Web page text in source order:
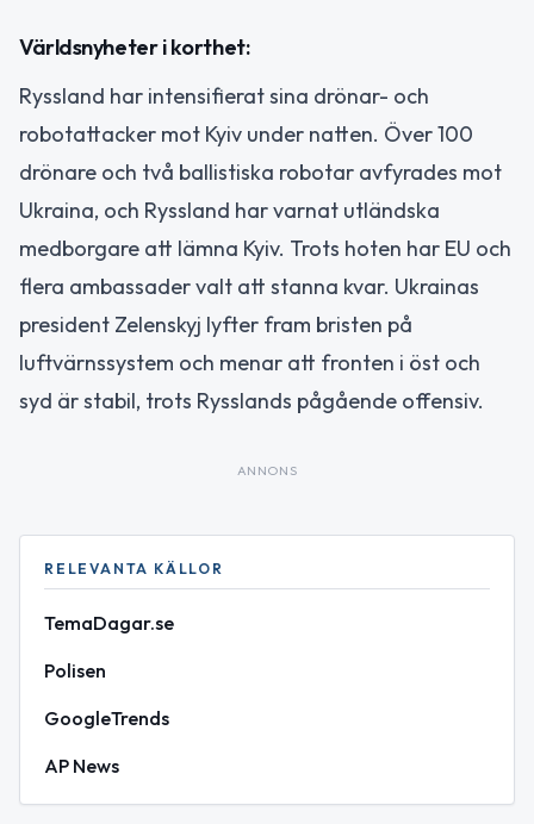
Världsnyheter i korthet:
Ryssland har intensifierat sina drönar- och
robotattacker mot Kyiv under natten. Över 100
drönare och två ballistiska robotar avfyrades mot
Ukraina, och Ryssland har varnat utländska
medborgare att lämna Kyiv. Trots hoten har EU och
flera ambassader valt att stanna kvar. Ukrainas
president Zelenskyj lyfter fram bristen på
luftvärnssystem och menar att fronten i öst och
syd är stabil, trots Rysslands pågående offensiv.
ANNONS
RELEVANTA KÄLLOR
TemaDagar.se
Polisen
GoogleTrends
AP News